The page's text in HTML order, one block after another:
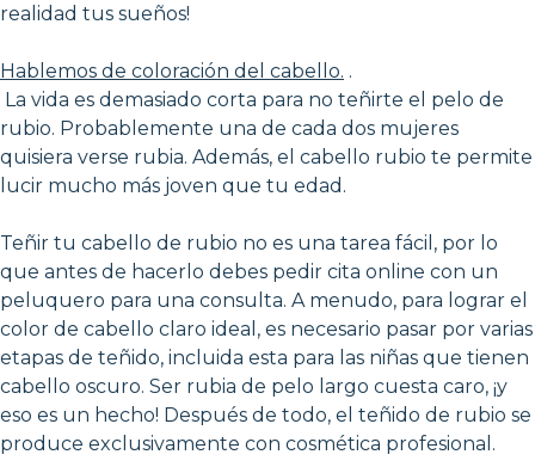
realidad tus sueños!
Hablemos de coloración del cabello. .
La vida es demasiado corta para no teñirte el pelo de
rubio. Probablemente una de cada dos mujeres
quisiera verse rubia. Además, el cabello rubio te permite
lucir mucho más joven que tu edad.
Teñir tu cabello de rubio no es una tarea fácil, por lo
que antes de hacerlo debes pedir cita online con un
peluquero para una consulta. A menudo, para lograr el
color de cabello claro ideal, es necesario pasar por varias
etapas de teñido, incluida esta para las niñas que tienen
cabello oscuro. Ser rubia de pelo largo cuesta caro, ¡y
eso es un hecho! Después de todo, el teñido de rubio se
produce exclusivamente con cosmética profesional.